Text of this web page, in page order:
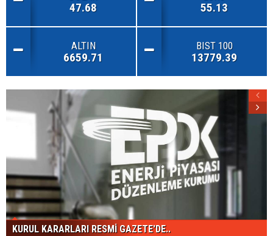
47.68 55.13
ALTIN
6659.71
BIST 100
13779.39
KURUL KARARLARI RESMİ GAZETE'DE..